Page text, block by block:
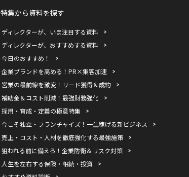
特集から資料を探す
ディレクターが、いま注目する資料
ディレクターが、おすすめする資料
今日のおすすめ！
企業ブランドを高める！PR×集客加速
営業の最前線を激変！リード獲得＆成約
補助金＆コスト削減！最強財務強化
採用・育成・定着の極意特集
今こそ独立・フランチャイズ！一生稼げる新ビジネス
売上・コスト・人材を徹底強化する最強施策
狙われる前に備えろ！企業防衛＆リスク対策
人生を左右する保険・相続・投資